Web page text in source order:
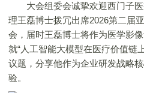
大会组委会诚挚欢迎西门子医
理王磊博士拨冗出席2026第二届
会，届时王磊博士将作为医学影
就“人工智能大模型在医疗价值链
议题，分享他作为企业研发战略
验。